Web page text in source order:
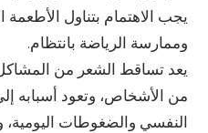
يجب الاهتمام بتناول
وممارسة الرياضة بانتظام.
يعد تساقط الشعر من المشاكل
من الأشخاص، وتعود أسبابه
النفسي والضغوطات اليومية،